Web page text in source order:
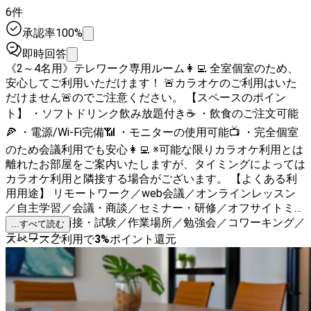
6件
承認率100%
即時回答
《2～4名用》テレワーク専用ルーム👩‍💻 全室個室のため、
安心してご利用いただけます！ 🚨カラオケのご利用はいた
だけません🚨のでご注意ください。 【スペースのポイン
ト】 ・ソフトドリンク飲み放題付き☕️ ・飲食のご注文可能
🍕 ・電源/Wi-Fi完備📶 ・モニターの使用可能📺 ・完全個室
のため会議利用でも安心👩‍💻 ※可能な限りカラオケ利用とは
離れたお部屋をご案内いたしますが、タイミングによっては
カラオケ利用と隣接する場合がございます。 【よくある利
用用途】 リモートワーク／web会議／オンラインレッスン
／自主学習／会議・商談／セミナー・研修／オフサイトミー
ティング／面接・試験／作業場所／勉強会／コワーキング／
テレワーク
...すべて読む
スペースご利用で3%ポイント還元